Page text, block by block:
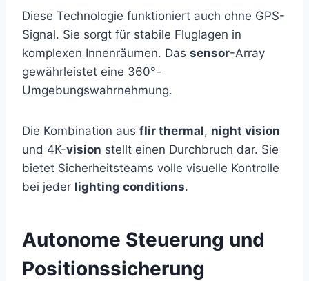
Diese Technologie funktioniert auch ohne GPS-
Signal. Sie sorgt für stabile Fluglagen in
komplexen Innenräumen. Das sensor-Array
gewährleistet eine 360°-
Umgebungswahrnehmung.
Die Kombination aus flir thermal, night vision
und 4K-vision stellt einen Durchbruch dar. Sie
bietet Sicherheitsteams volle visuelle Kontrolle
bei jeder lighting conditions.
Autonome Steuerung und
Positionssicherung